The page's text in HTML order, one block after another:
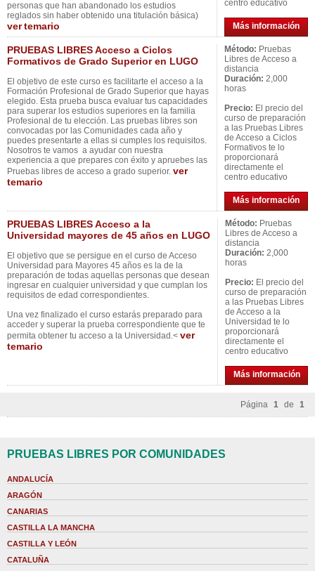
personas que han abandonado los estudios
reglados sin haber obtenido una titulación básica)
vertemario
centro educativo
Más información
PRUEBAS LIBRES Acceso a Ciclos
Formativos de Grado Superior en LUGO
El objetivo de este curso es facilitarte el acceso a la
Formación Profesional de Grado Superior que hayas
elegido. Esta prueba busca evaluar tus capacidades
para superar los estudios superiores en la familia
Profesional de tu elección. Las pruebas libres son
convocadas por las Comunidades cada año y
puedes presentarte a ellas si cumples los requisitos.
Nosotros te vamos a ayudar con nuestra
experiencia a que prepares con éxito y apruebes las
Pruebas libres de acceso a grado superior. ver
temario
Método: Pruebas
Libres de Acceso a
distancia
Duración: 2,000
horas
Precio: El precio del
curso de preparación
a las Pruebas Libres
de Acceso a Ciclos
Formativos te lo
proporcionará
directamente el
centro educativo
Más información
PRUEBAS LIBRES Acceso a la
Universidad mayores de 45 años en LUGO
El objetivo que se persigue en el curso de Acceso
Universidad para Mayores 45 años es la de la
preparación de todas aquellas personas que desean
ingresar en cualquier universidad y que cumplan los
requisitos de edad correspondientes.
Una vez finalizado el curso estarás preparado para
acceder y superar la prueba correspondiente que te
permita obtener tu acceso a la Universidad.< ver
temario
Método: Pruebas
Libres de Acceso a
distancia
Duración: 2,000
horas
Precio: El precio del
curso de preparación
a las Pruebas Libres
de Acceso a la
Universidad te lo
proporcionará
directamente el
centro educativo
Más información
Página 1 de 1
PRUEBAS LIBRES POR COMUNIDADES
ANDALUCÍA
ARAGÓN
CANARIAS
CASTILLA LA MANCHA
CASTILLA Y LEÓN
CATALUÑA